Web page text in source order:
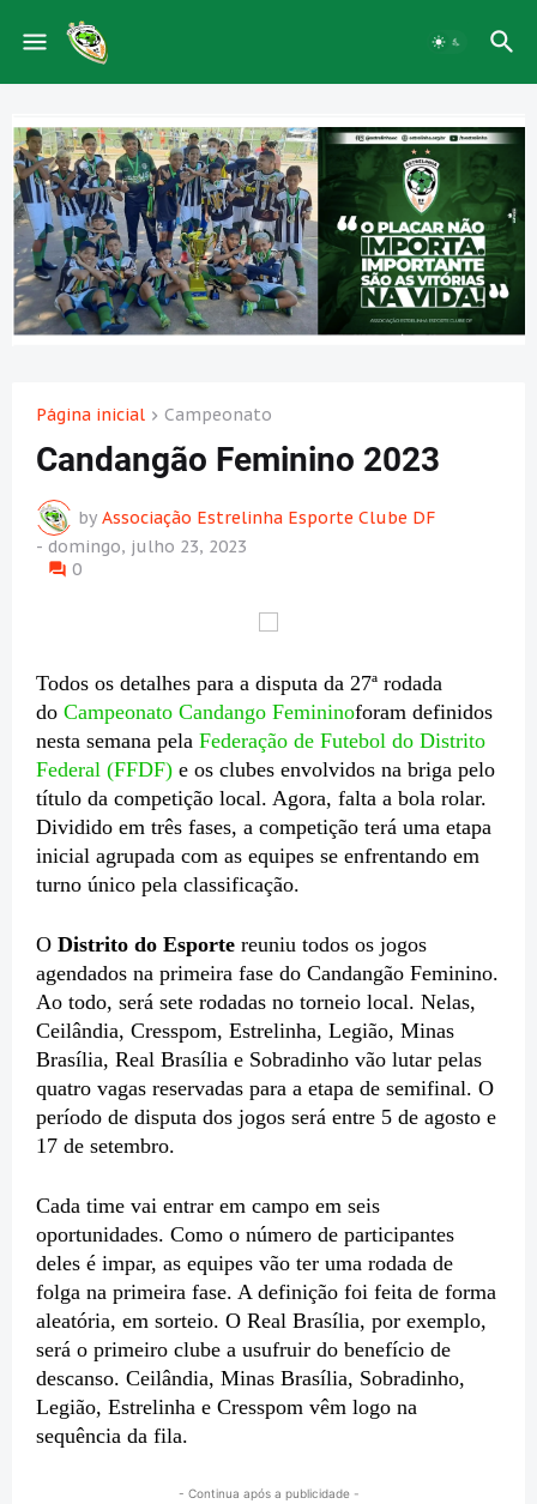
Página inicial Campeonato
Candangão Feminino 2023
by Associação Estrelinha Esporte Clube DF
- domingo, julho 23, 2023
0
Todos os detalhes para a disputa da 27ª rodada
do Campeonato Candango Femininoforam definidos
nesta semana pela Federação de Futebol do Distrito
Federal (FFDF) e os clubes envolvidos na briga pelo
título da competição local. Agora, falta a bola rolar.
Dividido em três fases, a competição terá uma etapa
inicial agrupada com as equipes se enfrentando em
turno único pela classificação.
O Distrito do Esporte reuniu todos os jogos
agendados na primeira fase do Candangão Feminino.
Ao todo, será sete rodadas no torneio local. Nelas,
Ceilândia, Cresspom, Estrelinha, Legião, Minas
Brasília, Real Brasília e Sobradinho vão lutar pelas
quatro vagas reservadas para a etapa de semifinal. O
período de disputa dos jogos será entre 5 de agosto e
17 de setembro.
Cada time vai entrar em campo em seis
oportunidades. Como o número de participantes
deles é impar, as equipes vão ter uma rodada de
folga na primeira fase. A definição foi feita de forma
aleatória, em sorteio. O Real Brasília, por exemplo,
será o primeiro clube a usufruir do benefício de
descanso. Ceilândia, Minas Brasília, Sobradinho,
Legião, Estrelinha e Cresspom vêm logo na
sequência da fila.
- Continua após a publicidade -